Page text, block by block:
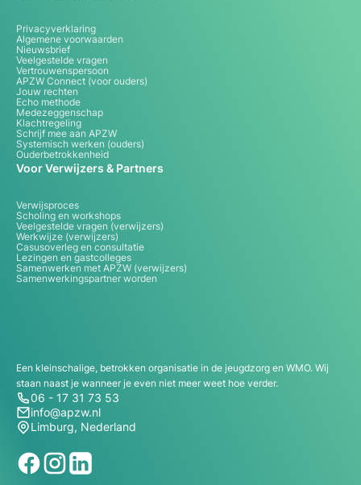
Privacyverklaring
Algemene voorwaarden
Nieuwsbrief
Veelgestelde vragen
Vertrouwenspersoon
APZW Connect (voor ouders)
Jouw rechten
Echo methode
Medezeggenschap
Klachtregeling
Schrijf mee aan APZW
Systemisch werken (ouders)
Ouderbetrokkenheid
Voor Verwijzers & Partners
Verwijsproces
Scholing en workshops
Veelgestelde vragen (verwijzers)
Werkwijze (verwijzers)
Casusoverleg en consultatie
Lezingen en gastcolleges
Samenwerken met APZW (verwijzers)
Samenwerkingspartner worden
Een kleinschalige, betrokken organisatie in de jeugdzorg en WMO. Wij
staan naast je wanneer je even niet meer weet hoe verder.
06 - 17 31 73 53
info@apzw.nl
Limburg, Nederland